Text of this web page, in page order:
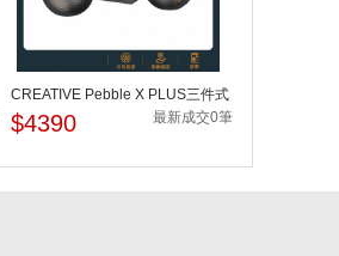
CREATIVE Pebble X PLUS三件式
RGB藍牙5.3電腦喇叭
$4390 最新成交0筆